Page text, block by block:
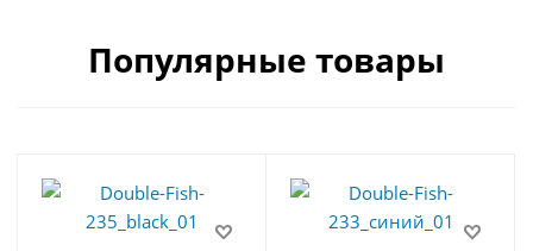
Популярные товары